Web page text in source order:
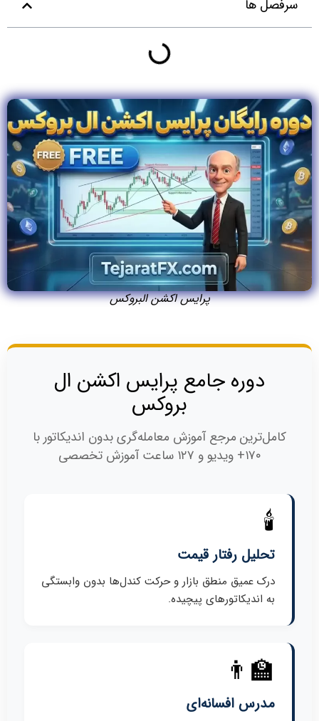
سرفصل ها
پرایس اکشن البروکس
دوره جامع پرایس اکشن ال
بروکس
کامل‌ترین مرجع آموزش معامله‌گری بدون اندیکاتور با
۱۷۰+ ویدیو و ۱۲۷ ساعت آموزش تخصصی
🕯️
تحلیل رفتار قیمت
درک عمیق منطق بازار و حرکت کندل‌ها بدون وابستگی
به اندیکاتورهای پیچیده.
👨‍🏫
مدرس افسانه‌ای